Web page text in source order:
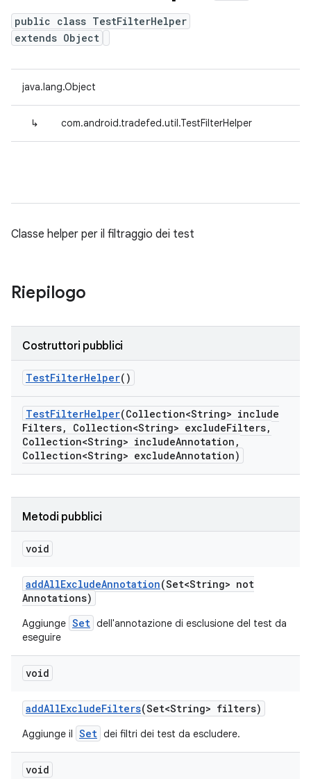
public class TestFilterHelper
extends Object
java.lang.Object
↳ com.android.tradefed.util.TestFilterHelper
Classe helper per il filtraggio dei test
Riepilogo
Costruttori pubblici
TestFilterHelper()
TestFilterHelper(Collection<String> include
Filters, Collection<String> excludeFilters,
Collection<String> includeAnnotation ,
Collection<String> excludeAnnotation)
Metodi pubblici
void
addAllExcludeAnnotation(Set<String> not
Annotations)
Aggiunge Set dell'annotazione di esclusione del test da
eseguire
void
addAllExcludeFilters(Set<String> filters)
Aggiunge il Set dei filtri dei test da escludere.
void